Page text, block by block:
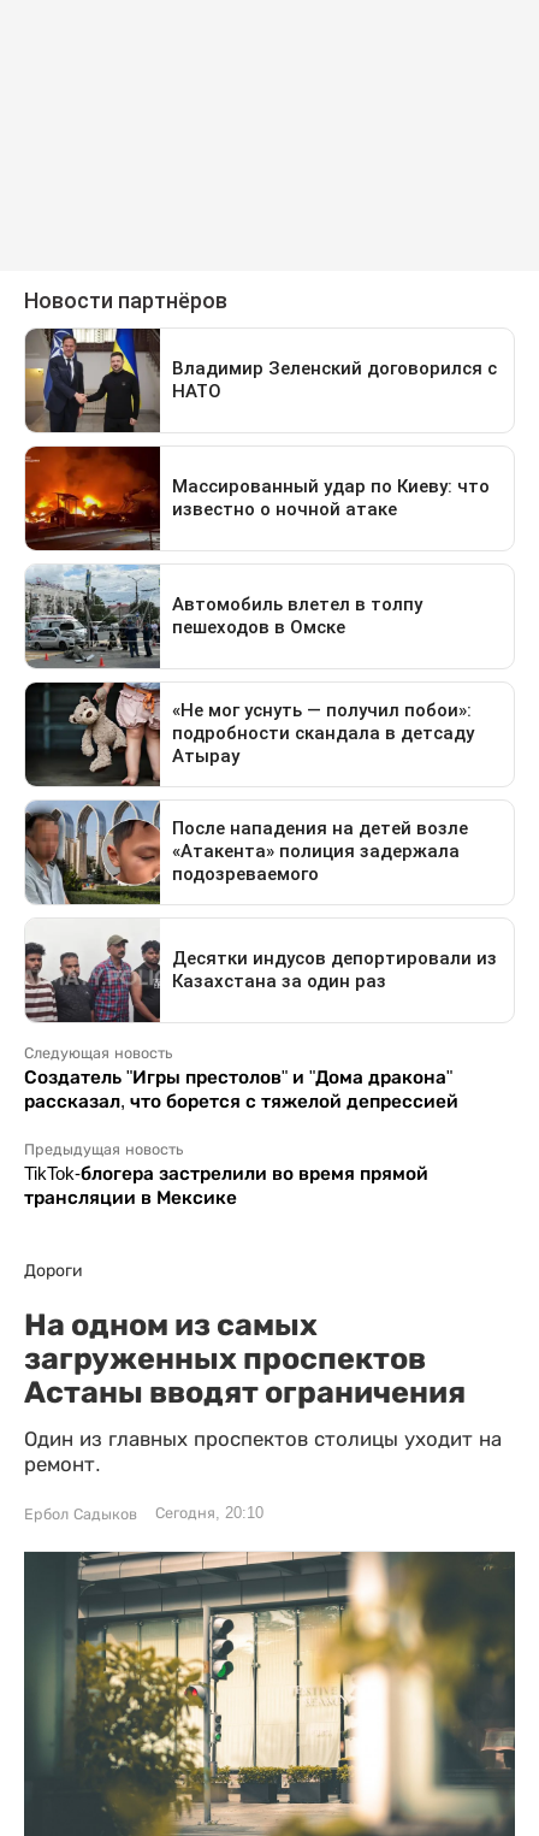
Следующая новость
Создатель "Игры престолов" и "Дома дракона"
рассказал, что борется с тяжелой депрессией
Предыдущая новость
TikTok-блогера застрелили во время прямой
трансляции в Мексике
Дороги
На одном из самых
загруженных проспектов
Астаны вводят ограничения
Один из главных проспектов столицы уходит на
ремонт.
Ербол Садыков Сегодня, 20:10